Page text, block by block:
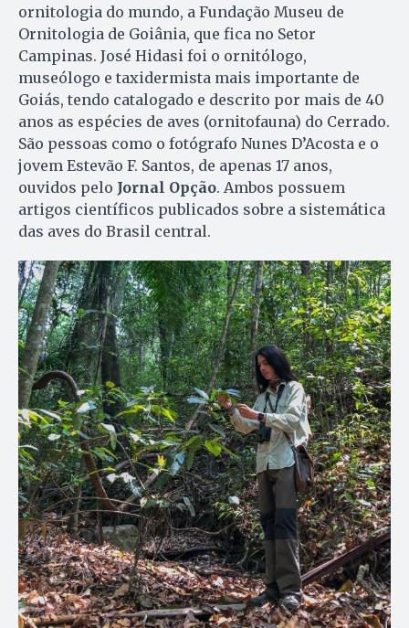
ornitologia do mundo, a Fundação Museu de
Ornitologia de Goiânia, que fica no Setor
Campinas. José Hidasi foi o ornitólogo,
museólogo e taxidermista mais importante de
Goiás, tendo catalogado e descrito por mais de 40
anos as espécies de aves (ornitofauna) do Cerrado.
São pessoas como o fotógrafo Nunes D’Acosta e o
jovem Estevão F. Santos, de apenas 17 anos,
ouvidos pelo Jornal Opção. Ambos possuem
artigos científicos publicados sobre a sistemática
das aves do Brasil central.